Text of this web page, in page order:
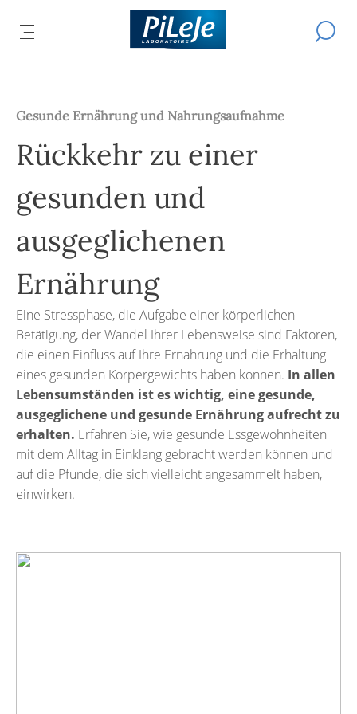
DAS
Alle
Produkte
Eine
Suche
Gesunde Ernährung und Nahrungsaufnahme
Rückkehr zu einer
gesunden und
ausgeglichenen
Ernährung
Eine Stressphase, die Aufgabe einer körperlichen
Betätigung, der Wandel Ihrer Lebensweise sind Faktoren,
die einen Einfluss auf Ihre Ernährung und die Erhaltung
eines gesunden Körpergewichts haben können. In allen
Lebensumständen ist es wichtig, eine gesunde,
ausgeglichene und gesunde Ernährung aufrecht zu
erhalten. Erfahren Sie, wie gesunde Essgewohnheiten
mit dem Alltag in Einklang gebracht werden können und
auf die Pfunde, die sich vielleicht angesammelt haben,
einwirken.